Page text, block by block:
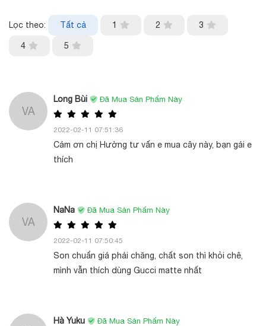
Lọc theo: Tất cả 1 2 3
4 5
VA
Long Bùi Đã Mua Sản Phẩm Này
2022-02-11 07:51:36
Cám ơn chị Hường tư vấn e mua cây này, bạn gái e
thích
VA
NaNa Đã Mua Sản Phẩm Này
2022-02-11 07:50:45
Son chuẩn giá phải chăng, chất son thì khỏi chê,
mình vẫn thích dùng Gucci matte nhất
Hà Yuku Đã Mua Sản Phẩm Này